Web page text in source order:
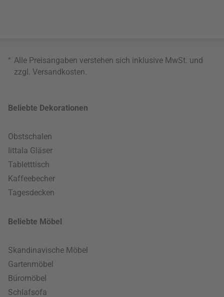
* Alle Preisangaben verstehen sich inklusive MwSt. und
zzgl. Versandkosten
Beliebte Dekorationen
Obstschalen
Iittala Gläser
Tabletttisch
Kaffeebecher
Tagesdecken
Beliebte Möbel
Skandinavische Möbel
Gartenmöbel
Büromöbel
Schlafsofa